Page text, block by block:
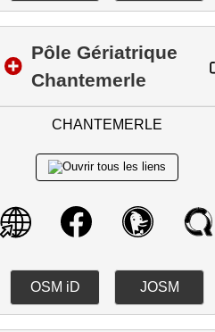
Pôle Gériatrique
Chantemerle
CHANTEMERLE
OSM iD JOSM